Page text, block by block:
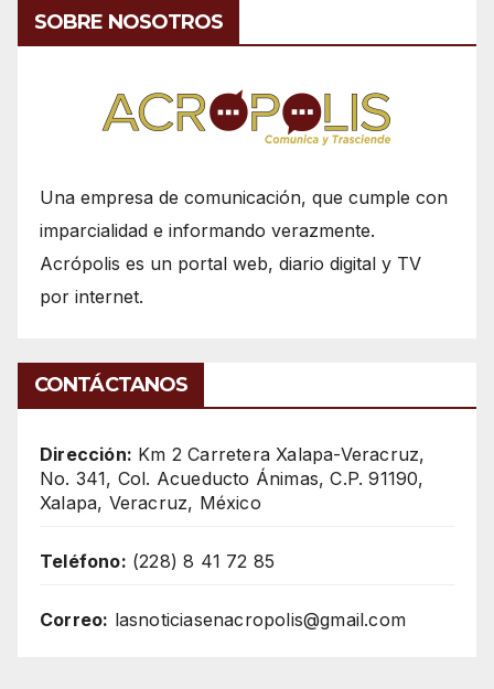
SOBRE NOSOTROS
Una empresa de comunicación, que cumple con
imparcialidad e informando verazmente.
Acrópolis es un portal web, diario digital y TV
por internet.
CONTÁCTANOS
Dirección: Km 2 Carretera Xalapa-Veracruz,
No. 341, Col. Acueducto Ánimas, C.P. 91190,
Xalapa, Veracruz, México
Teléfono: (228) 8 41 72 85
Correo: lasnoticiasenacropolis@gmail.com